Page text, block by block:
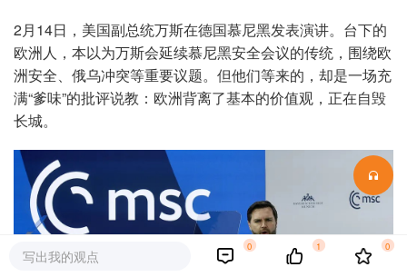
2月14日，美国副总统万斯在德国慕尼黑发表演讲。台下的
欧洲人，本以为万斯会延续慕尼黑安全会议的传统，围绕欧
洲安全、俄乌冲突等重要议题。但他们等来的，却是一场充
满“爹味”的批评说教：欧洲背离了基本的价值观，正在自毁
长城。
写出我的观点
0 1 0